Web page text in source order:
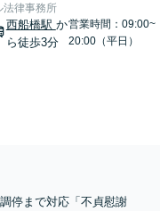
法律事務所
西船橋駅 か
ら徒歩3分
営業時間：09:00~
20:00（平日）
停まで対応「不貞慰謝